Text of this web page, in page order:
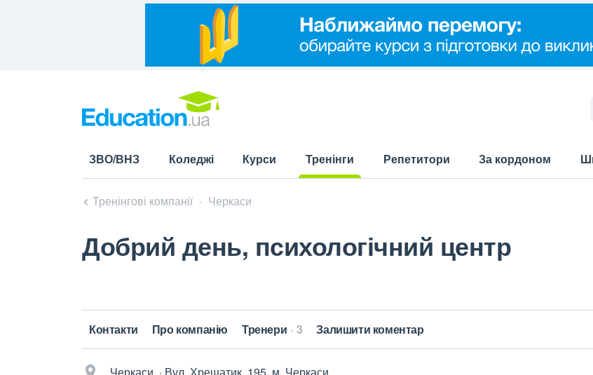
ЗВО/ВНЗ Коледжі Курси
Тренінги
Репетитори За кордоном
Тренінгові компанії Черкаси
Добрий день, психологічний центр
Контакти Про компанію Тренери 3 Залишити коментар